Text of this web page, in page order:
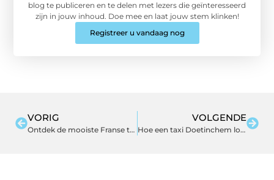
blog te publiceren en te delen met lezers die geïnteresseerd
zijn in jouw inhoud. Doe mee en laat jouw stem klinken!
Registreer u vandaag nog
VORIG
Ontdek de mooiste Franse tafelkleden en rond tafelkleed opties
VOLGENDE
Hoe een taxi Doetinchem lokale ondernemers ondersteunt